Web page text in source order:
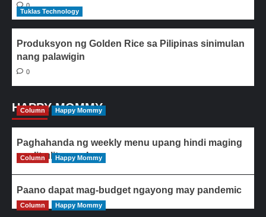
0
Tuklas Technology
Produksyon ng Golden Rice sa Pilipinas sinimulan
nang palawigin
0
HAPPY MOMMY
Column Happy Mommy
Paghahanda ng weekly menu upang hindi maging
paulit-ulit ang ulam
Column Happy Mommy
Paano dapat mag-budget ngayong may pandemic
Column Happy Mommy